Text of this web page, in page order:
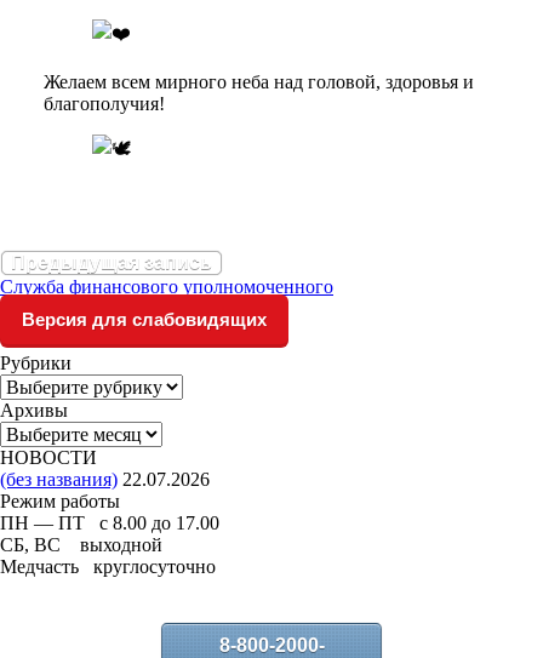
Желаем всем мирного неба над головой, здоровья и
благополучия!
Предыдущая запись
Служба финансового уполномоченного
Версия для слабовидящих
Рубрики
Рубрики
Архивы
Архивы
НОВОСТИ
(без названия) 22.07.2026
Режим работы
ПН — ПТ с 8.00 до 17.00
СБ, ВС выходной
Медчасть круглосуточно
8-800-2000-